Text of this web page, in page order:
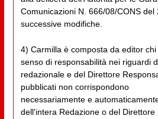
Comunicazioni N. 666/08/CONS
successive modifiche.
4) Carmilla è composta da editor
senso di responsabilità nei riguardi
redazionale e del Direttore
pubblicati non corrispondono
necessariamente e
dell'intera Redazione o del